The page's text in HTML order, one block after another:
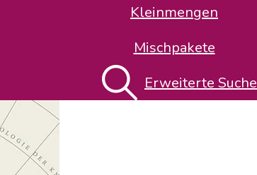
Kleinmengen
Mischpakete
Erweiterte Suche